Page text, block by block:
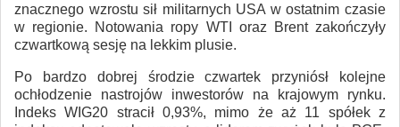
znacznego wzrostu sił militarnych USA w ostatnim czasie
w regionie. Notowania ropy WTI oraz Brent zakończyły
czwartkową sesję na lekkim plusie.
Po bardzo dobrej środzie czwartek przyniósł kolejne
ochłodzenie nastrojów inwestorów na krajowym rynku.
Indeks WIG20 stracił 0,93%, mimo że aż 11 spółek z